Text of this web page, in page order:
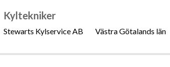
Kyltekniker
Stewarts Kylservice AB Västra Götalands län